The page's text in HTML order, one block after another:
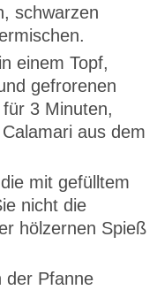
schwarzen
einem Topf,
gefrorenen
3 Minuten,
aus dem
mit gefülltem
nicht die
hölzernen Spieß
der Pfanne